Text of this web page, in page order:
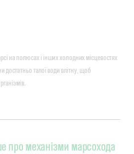
на полюсах і інших холодних місцевостях
достатньо талої води влітку, щоб
про механізми марсохода